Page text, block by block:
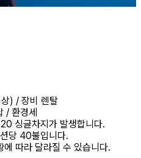
) / 장비 렌탈
/ 환경세
싱글차지가 발생합니다.
당 40불입니다.
따라 달라질 수 있습니다.